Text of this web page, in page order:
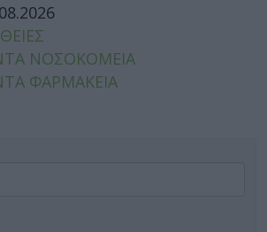
ΝΟΣΟΚΟΜΕΙΑ
ΦΑΡΜΑΚΕΙΑ